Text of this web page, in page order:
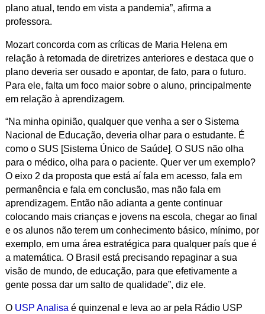
plano atual, tendo em vista a pandemia”, afirma a
professora.
Mozart concorda com as críticas de Maria Helena em
relação à retomada de diretrizes anteriores e destaca que o
plano deveria ser ousado e apontar, de fato, para o futuro.
Para ele, falta um foco maior sobre o aluno, principalmente
em relação à aprendizagem.
“Na minha opinião, qualquer que venha a ser o Sistema
Nacional de Educação, deveria olhar para o estudante. É
como o SUS [Sistema Único de Saúde]. O SUS não olha
para o médico, olha para o paciente. Quer ver um exemplo?
O eixo 2 da proposta que está aí fala em acesso, fala em
permanência e fala em conclusão, mas não fala em
aprendizagem. Então não adianta a gente continuar
colocando mais crianças e jovens na escola, chegar ao final
e os alunos não terem um conhecimento básico, mínimo, por
exemplo, em uma área estratégica para qualquer país que é
a matemática. O Brasil está precisando repaginar a sua
visão de mundo, de educação, para que efetivamente a
gente possa dar um salto de qualidade”, diz ele.
O USP Analisa é quinzenal e leva ao ar pela Rádio USP